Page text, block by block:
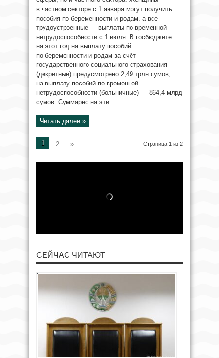
в частном секторе с 1 января могут получить
пособия по беременности и родам, а все
трудоустроенные — выплаты по временной
нетрудоспособности с 1 июля. В госбюджете
на этот год на выплату пособий
по беременности и родам за счёт
государственного социального страхования
(декретные) предусмотрено 2,49 трлн сумов,
на выплату пособий по временной
нетрудоспособности (больничные) — 864,4 млрд
сумов. Суммарно на эти ...
Читать далее »
Страница 1 из 2
1 2 »
СЕЙЧАС ЧИТАЮТ